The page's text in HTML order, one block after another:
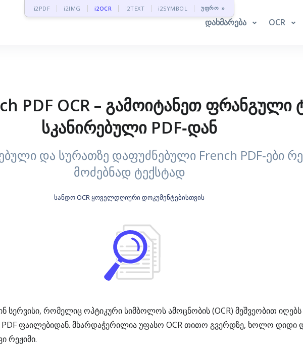
i2PDF i2IMG i2OCR i2TEXT i2SYMBOL უფრო »
დახმარება OCR
PDF OCR – გამოიტანეთ ფრანგული
სკანირებული PDF‑დან
და სურათზე დაფუძნებული French PDF‑ები
მოძებნად ტექსტად
სანდო OCR ყოველდღიური დოკუმენტებისთვის
სერვისი, რომელიც ოპტიკური სიმბოლოს ამოცნობის (OCR) მეშვეობით
ფაილებიდან. მხარდაჭერილია უფასო OCR თითო გვერდზე, ხოლო დიდი
რეჟიმი.